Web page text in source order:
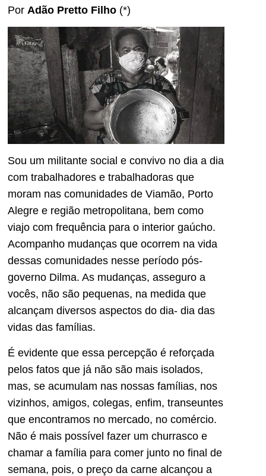
Por Adão Pretto Filho (*)
Sou um militante social e convivo no dia a dia
com trabalhadores e trabalhadoras que
moram nas comunidades de Viamão, Porto
Alegre e região metropolitana, bem como
viajo com frequência para o interior gaúcho.
Acompanho mudanças que ocorrem na vida
dessas comunidades nesse período pós-
governo Dilma. As mudanças, asseguro a
vocês, não são pequenas, na medida que
alcançam diversos aspectos do dia- dia das
vidas das famílias.
É evidente que essa percepção é reforçada
pelos fatos que já não são mais isolados,
mas, se acumulam nas nossas famílias, nos
vizinhos, amigos, colegas, enfim, transeuntes
que encontramos no mercado, no comércio.
Não é mais possível fazer um churrasco e
chamar a família para comer junto no final de
semana, pois, o preço da carne alcançou a